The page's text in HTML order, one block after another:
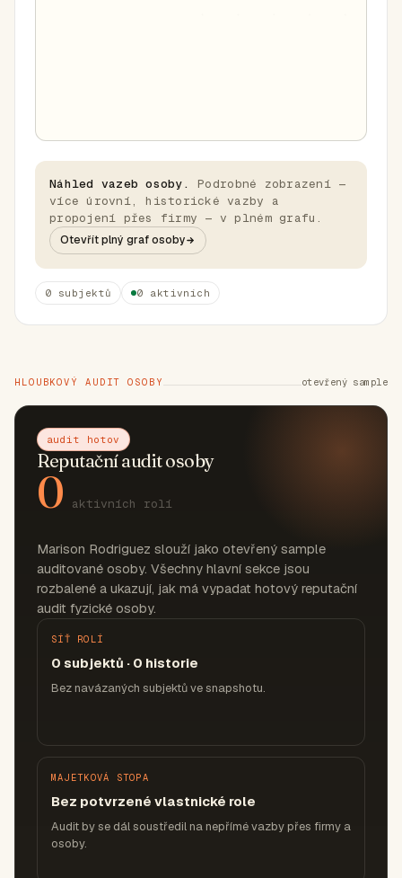
Náhled vazeb osoby.
Podrobné zobrazení —
více úrovní, historické vazby a
propojení přes firmy — v plném grafu.
Otevřít plný graf osoby
0 subjektů 0 aktivních
HLOUBKOVÝ AUDIT OSOBY otevřený sample
audit hotov
Reputační audit osoby
0 aktivních rolí
Marison Rodriguez slouží jako otevřený sample
auditované osoby. Všechny hlavní sekce jsou
rozbalené a ukazují, jak má vypadat hotový reputační
audit fyzické osoby.
SÍŤ ROLÍ
0 subjektů · 0 historie
Bez navázaných subjektů ve snapshotu.
MAJETKOVÁ STOPA
Bez potvrzené vlastnické role
Audit by se dál soustředil na nepřímé vazby přes firmy a
osoby.